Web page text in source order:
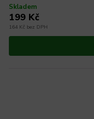
Skladem
164 Kč bez DPH
199 Kč